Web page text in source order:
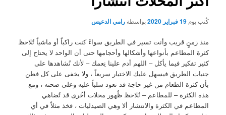
كُتب يوم19 فبراير 2020 بواسطةرامي الدعيس
منذ زمنٍ قريب وأنت تسير في الطريق سواءً كنت راكباً أو ماشياً تُلاحظ
كثرة المطاعم بأنواعها وأشكالها وأحجامها حتى أن الواحد لا يحتاج إلى
كثير تفكير فيما يأكل – اللهم أدم علينا نِعمك – لأنك تُشاهدها على
جنبات الطريق فيسهل عليك الاختيار سريعاً ، ولا يخفى على كل فطن
بأن كثرة الطعام من غير حاجة قد تعود سلباً عليه وعلى صحته ، ومع
هذه الكثرة – للمطاعم – نُلاحظ ظُهور محلات أخُرى قد تُضاهي
المطاعم في الكثرة والانتشار ألا وهي الصيدليات ، فخذ مثلاً في أي